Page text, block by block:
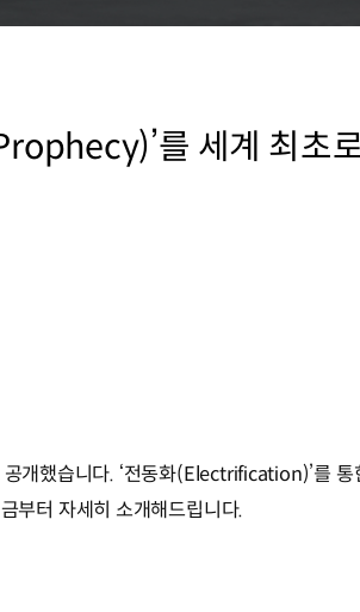
를 세계 최초
개했습니다. ‘전동화(Electrification)’를
부터 자세히 소개해드립니다.